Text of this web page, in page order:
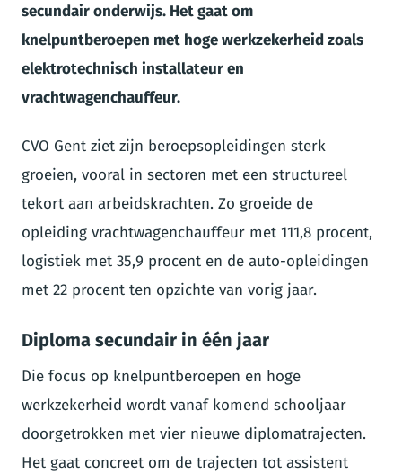
secundair onderwijs. Het gaat om
knelpuntberoepen met hoge werkzekerheid zoals
elektrotechnisch installateur en
vrachtwagenchauffeur.
CVO Gent ziet zijn beroepsopleidingen sterk
groeien, vooral in sectoren met een structureel
tekort aan arbeidskrachten. Zo groeide de
opleiding vrachtwagenchauffeur met 111,8 procent,
logistiek met 35,9 procent en de auto-opleidingen
met 22 procent ten opzichte van vorig jaar.
Diploma secundair in één jaar
Die focus op knelpuntberoepen en hoge
werkzekerheid wordt vanaf komend schooljaar
doorgetrokken met vier nieuwe diplomatrajecten.
Het gaat concreet om de trajecten tot assistent